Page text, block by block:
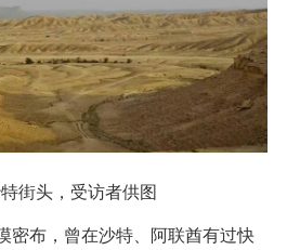
街头，受访者供图
密布，曾在沙特、阿联酋有过快